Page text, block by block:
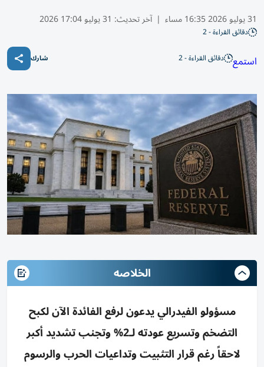
31 يوليو 2026 16:35 مساء | آخر تحديث: 31 يوليو 17:04 2026
دقائق القراءة - 2
استمع دقائق القراءة - 2 شارك
الخلاصه
مسؤولو الفيدرالي يدعون لرفع الفائدة الآن لكبح
التضخم وتسريع عودته لـ2% وتجنب تشديد أكبر
لاحقاً رغم قرار التثبيت وتداعيات الحرب والرسوم